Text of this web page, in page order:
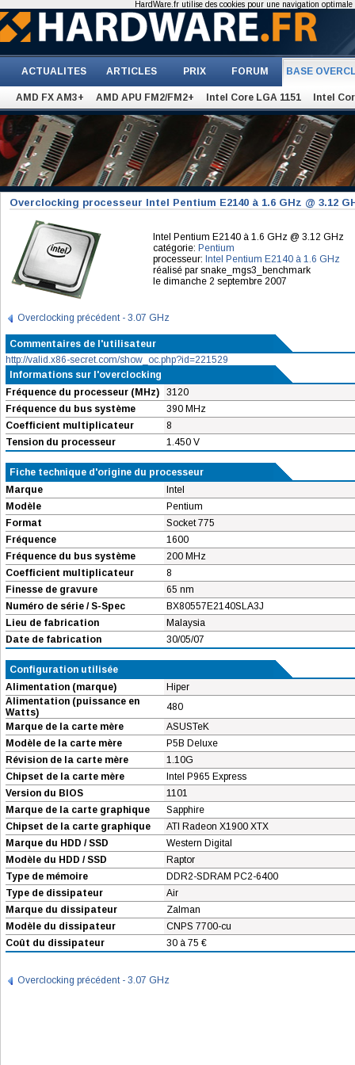
ACTUALITES ARTICLES PRIX FORUM BASE
AMD FX AM3+ AMD APU FM2/FM2+ Intel Core LGA 1151 Intel
Overclocking processeur Intel Pentium E2140 à 1.6 GHz @ 3.12
Intel Pentium E2140 à 1.6 GHz @ 3.12 GHz
catégorie: Pentium
processeur: Intel Pentium E2140 à 1.6 GHz
réalisé par snake_mgs3_benchmark
le dimanche 2 septembre 2007
Overclocking précédent - 3.07 GHz
Commentaires de l'utilisateur
http://valid.x86-secret.com/show_oc.php?id=221529
Informations sur l'overclocking
Fréquence du processeur (MHz)
3120
Fréquence du bus système
390 MHz
Coefficient multiplicateur
8
Tension du processeur
1.450 V
Fiche technique d'origine du processeur
Marque
Intel
Modèle
Pentium
Format
Socket 775
Fréquence
1600
Fréquence du bus système
200 MHz
Coefficient multiplicateur
8
Finesse de gravure
65 nm
Numéro de série / S-Spec
BX80557E2140SLA3J
Lieu de fabrication
Malaysia
Date de fabrication
30/05/07
Configuration utilisée
Alimentation (marque)
Hiper
Alimentation (puissance en
Watts)
480
Marque de la carte mère
ASUSTeK
Modèle de la carte mère
P5B Deluxe
Révision de la carte mère
1.10G
Chipset de la carte mère
Intel P965 Express
Version du BIOS
1101
Marque de la carte graphique
Sapphire
Chipset de la carte graphique
ATI Radeon X1900 XTX
Marque du HDD / SSD
Western Digital
Modèle du HDD / SSD
Raptor
Type de mémoire
DDR2-SDRAM PC2-6400
Type de dissipateur
Air
Marque du dissipateur
Zalman
Modèle du dissipateur
CNPS 7700-cu
Coût du dissipateur
30 à 75 €
Overclocking précédent - 3.07 GHz
HardWare.fr utilise des cookies pour une navigation